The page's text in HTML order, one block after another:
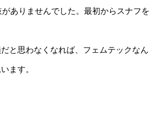
ありませんでした。最初からスナフを
と思わなくなれば、フェムテックなん
ます。